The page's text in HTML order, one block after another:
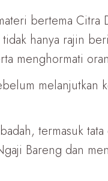
bertema
tidak hanya rajin
menghormati
melanjutkan
termasuk
Bareng dan